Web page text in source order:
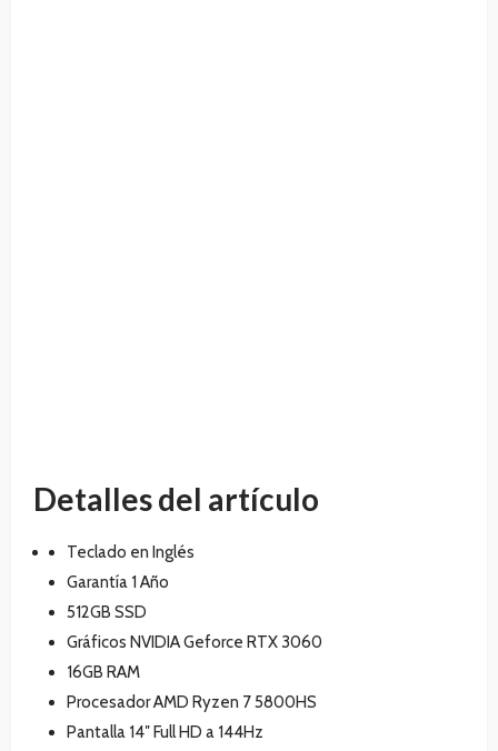
Detalles del artículo
Teclado en Inglés
Garantía 1 Año
512GB SSD
Gráficos NVIDIA Geforce RTX 3060
16GB RAM
Procesador AMD Ryzen 7 5800HS
Pantalla 14″ Full HD a 144Hz